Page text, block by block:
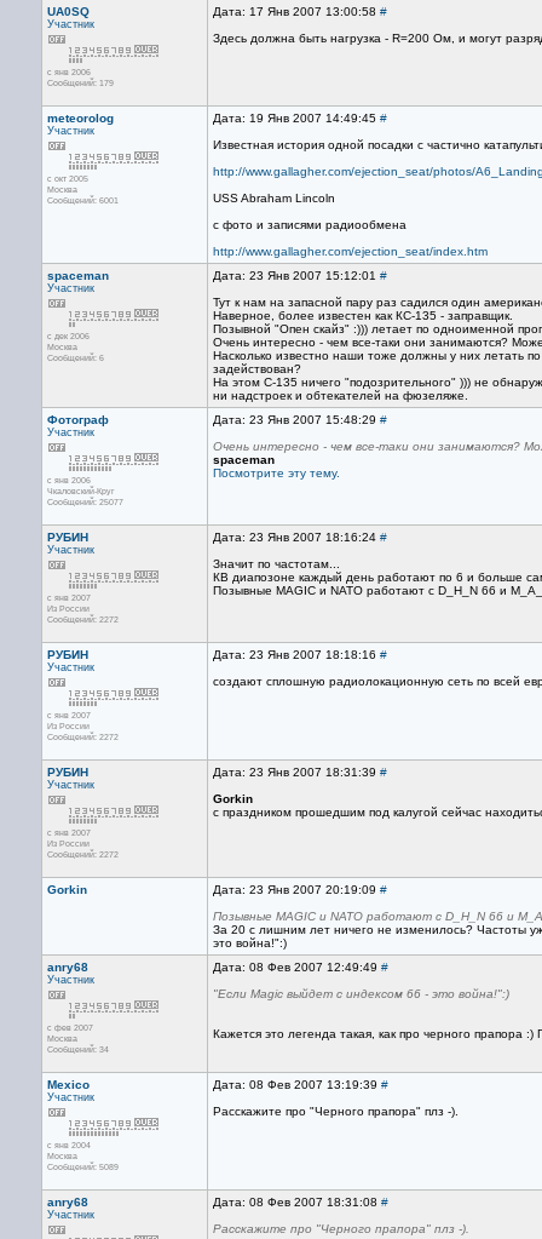
UA0SQ
Участник
с янв 2006
Сообщений: 179
Дата: 17 Янв 2007 13:00:58 #
Здесь должна быть нагрузка - R=200 Ом, и могут
meteorolog
Участник
с окт 2005
Москва
Сообщений: 6001
Дата: 19 Янв 2007 14:49:45 #
Известная история одной посадки с частично
http://www.gallagher.com/ejection_seat/photos/
USS Abraham Lincoln
с фото и записями радиообмена
http://www.gallagher.com/ejection_seat/index.htm
spaceman
Участник
с дек 2006
Москва
Сообщений: 6
Дата: 23 Янв 2007 15:12:01 #
Тут к нам на запасной пару раз садился один
Наверное, более известен как КС-135 - заправщик.
Позывной "Опен скайз" :))) летает по одноименной
Очень интересно - чем все-таки они занимаются?
Насколько известно наши тоже должны у них летать
задействован?
На этом С-135 ничего "подозрительного" ))) не
ни надстроек и обтекателей на фюзеляже.
Фотограф
Участник
с янв 2006
Чкаловский-Круг
Сообщений: 25077
Дата: 23 Янв 2007 15:48:29 #
Очень интересно - чем все-таки они занимаются?
spaceman
Посмотрите эту тему.
РУБИН
Участник
с янв 2007
Из России
Сообщений: 2272
Дата: 23 Янв 2007 18:16:24 #
Значит по частотам...
КВ диапозоне каждый день работают по 6 и больше
Позывные MAGIC и NATO работают с D_H_N 66 и
РУБИН
Участник
с янв 2007
Из России
Сообщений: 2272
Дата: 23 Янв 2007 18:18:16 #
создают сплошную радиолокационную сеть по всей
РУБИН
Участник
с янв 2007
Из России
Сообщений: 2272
Дата: 23 Янв 2007 18:31:39 #
Gorkin
с праздником прошедшим под калугой сейчас
Gorkin Дата: 23 Янв 2007 20:19:09 #
Позывные MAGIC и NATO работают с D_H_N 66 и
За 20 с лишним лет ничего не изменилось? Частоты
это война!":)
anry68
Участник
с фев 2007
Москва
Сообщений: 34
Дата: 08 Фев 2007 12:49:49 #
"Если Magic выйдет с индексом 66 - это война!":)
Кажется это легенда такая, как про черного прапора
Mexico
Участник
с янв 2004
Москва
Сообщений: 5089
Дата: 08 Фев 2007 13:19:39 #
Расскажите про "Черного прапора" плз -).
anry68
Участник
Дата: 08 Фев 2007 18:31:08 #
Расскажите про "Черного прапора" плз -).